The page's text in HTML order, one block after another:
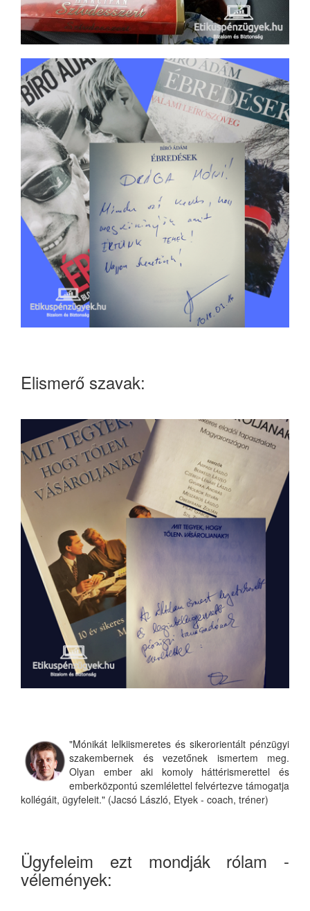
Elismerő szavak:
"Mónikát lelkiismeretes és sikerorientált pénzügyi
szakembernek és vezetőnek ismertem meg.
Olyan ember aki komoly háttérismerettel és
emberközpontú szemlélettel felvértezve támogatja
kollégáit, ügyfeleit." (Jacsó László, Etyek - coach, tréner)
Ügyfeleim ezt mondják rólam -
vélemények: